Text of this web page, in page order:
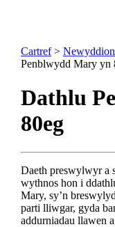
Cartref> Newyddion
Penblwydd Mary yn
Dathlu
80eg
Daeth preswylwyr a
wythnos hon i
Mary, sy’n
parti lliwgar, gyda
addurniadau llawen